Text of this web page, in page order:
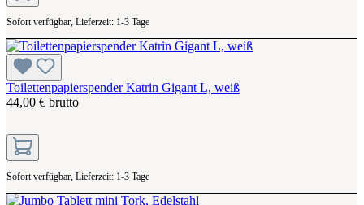
Sofort verfügbar, Lieferzeit: 1-3 Tage
Toilettenpapierspender Katrin Gigant L, weiß
44,00 € brutto
Sofort verfügbar, Lieferzeit: 1-3 Tage